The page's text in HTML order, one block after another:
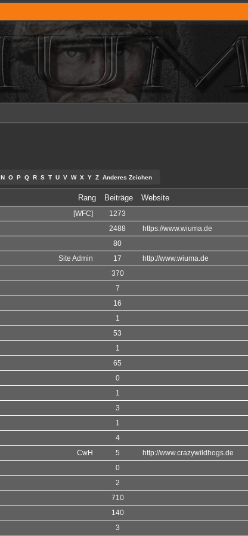
N O P Q R S T U V W X Y Z Anderes Zeichen
Rang Beiträge Website
[WFC] 1273
2488 https://www.wiuma.de
80
Site Admin
17 http://www.wiuma.de
370
7
16
1
53
1
65
0
1
3
1
4
CwH
5 http://www.crazywildhogs.de
0
2
710
140
3